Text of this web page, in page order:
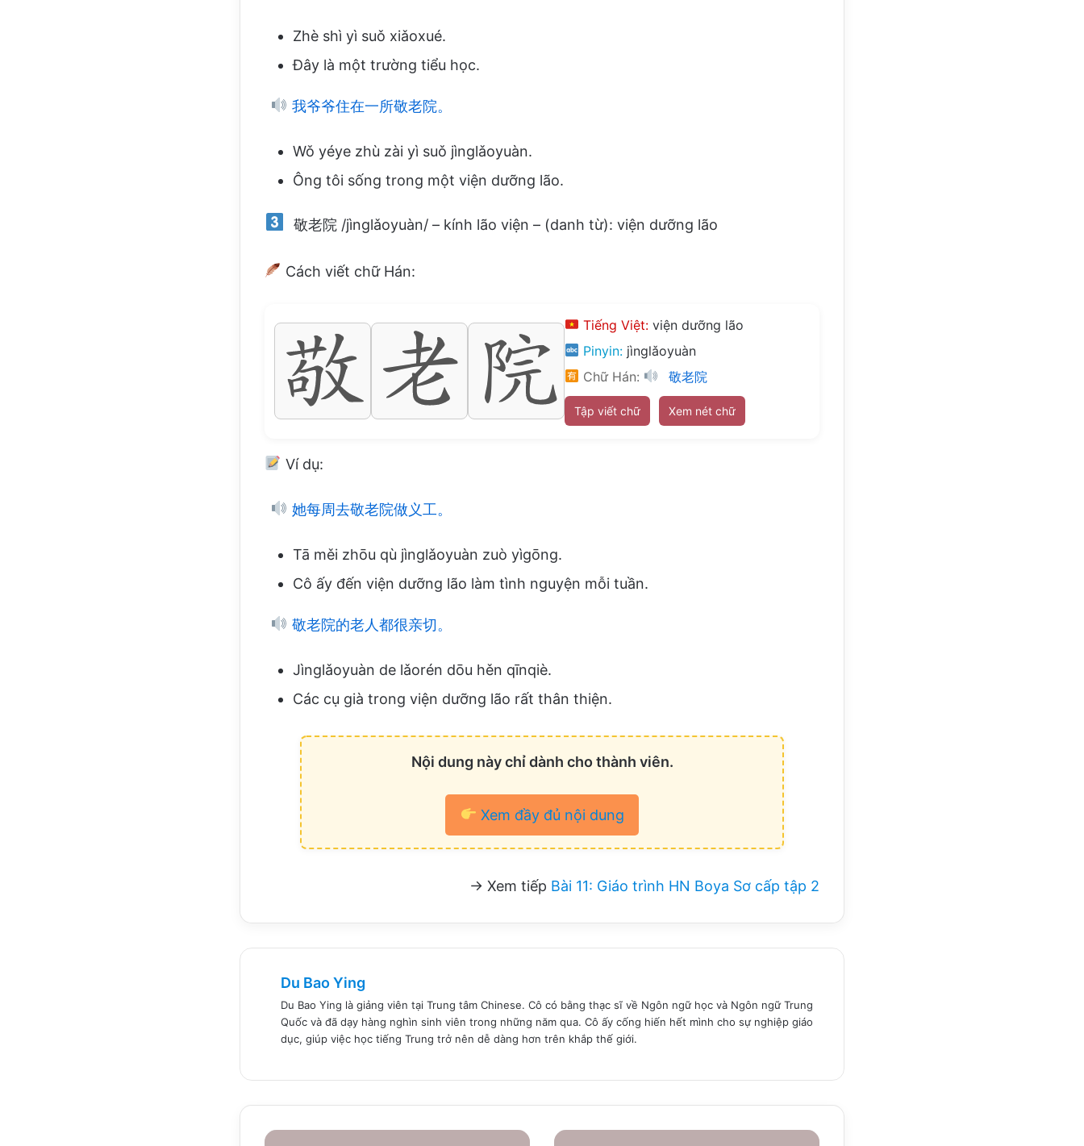
Zhè shì yì suǒ xiǎoxué.
Đây là một trường tiểu học.
我爷爷住在一所敬老院。
Wǒ yéye zhù zài yì suǒ jìnglǎoyuàn.
Ông tôi sống trong một viện dưỡng lão.
敬老院 /jìnglǎoyuàn/ – kính lão viện – (danh từ): viện dưỡng lão
Cách viết chữ Hán:
Tiếng Việt: viện dưỡng lão
Pinyin: jìnglǎoyuàn
Chữ Hán:
敬老院
Tập viết chữ Xem nét chữ
Ví dụ:
她每周去敬老院做义工。
Tā měi zhōu qù jìnglǎoyuàn zuò yìgōng.
Cô ấy đến viện dưỡng lão làm tình nguyện mỗi tuần.
敬老院的老人都很亲切。
Jìnglǎoyuàn de lǎorén dōu hěn qīnqiè.
Các cụ già trong viện dưỡng lão rất thân thiện.
Nội dung này chỉ dành cho thành viên.
Xem đầy đủ nội dung
→ Xem tiếp Bài 11: Giáo trình HN Boya Sơ cấp tập 2
Du Bao Ying
Du Bao Ying là giảng viên tại Trung tâm Chinese. Cô có bằng thạc sĩ về Ngôn ngữ học và Ngôn ngữ Trung
Quốc và đã dạy hàng nghìn sinh viên trong những năm qua. Cô ấy cống hiến hết mình cho sự nghiệp giáo
dục, giúp việc học tiếng Trung trở nên dễ dàng hơn trên khắp thế giới.
Bài
Bài